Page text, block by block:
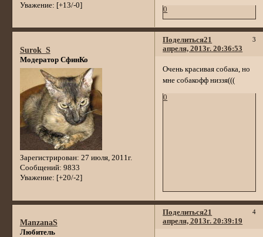
Уважение: [+13/-0]
0
Поделиться 3
21
апреля, 2013г. 20:36:53
Surok_S
Модератор СфинКо
Зарегистрирован: 27 июля, 2011г.
Сообщений: 9833
Уважение: [+20/-2]
Очень красивая собака, но
мне собакофф низзя(((
0
Поделиться 4
21
апреля, 2013г. 20:39:19
ManzanaS
Любитель